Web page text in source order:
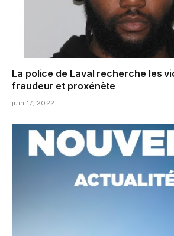
La police de Laval recherche les
fraudeur et proxénète
juin 17, 2022